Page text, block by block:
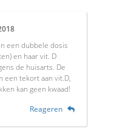
een dubbele dosis
en haar vit. D
de huisarts. De
een tekort aan vit.D,
kan geen kwaad!
Reageren